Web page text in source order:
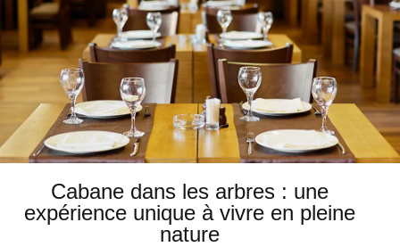
Cabane dans les arbres : une
expérience unique à vivre en pleine
nature